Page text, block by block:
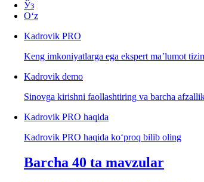
Ўз
Oʻz
Kadrovik PRO
Keng imkoniyatlarga ega ekspert ma’lumot
Kadrovik demo
Sinovga kirishni faollashtiring va barcha
Kadrovik PRO haqida
Kadrovik PRO haqida koʻproq bilib oling
Barcha 40 ta mavzular